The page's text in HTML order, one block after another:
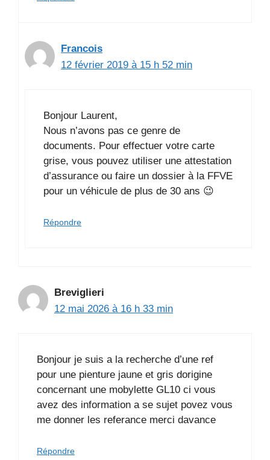
Francois
12 février 2019 à 15 h 52 min
Bonjour Laurent,
Nous n’avons pas ce genre de
documents. Pour effectuer votre carte
grise, vous pouvez utiliser une attestation
d’assurance ou faire un dossier à la FFVE
pour un véhicule de plus de 30 ans 😉
Répondre
Breviglieri
12 mai 2026 à 16 h 33 min
Bonjour je suis a la recherche d’une ref
pour une pienture jaune et gris dorigine
concernant une mobylette GL10 ci vous
avez des information a se sujet povez vous
me donner les referance merci davance
Répondre